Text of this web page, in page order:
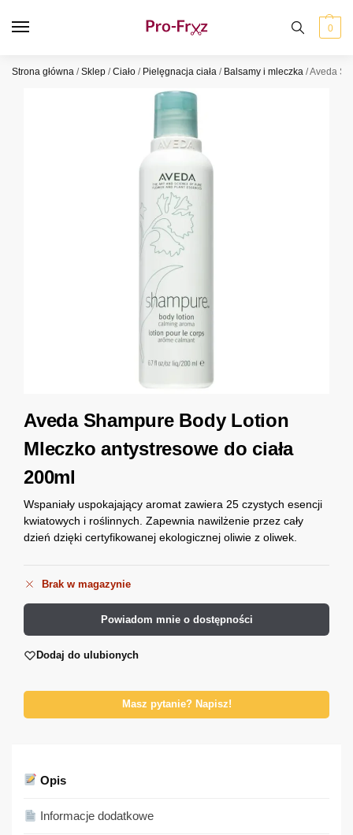
0
Strona główna /Sklep /Ciało / Pielęgnacja ciała / Balsamy i mleczka /Aveda
Aveda Shampure Body Lotion
Mleczko antystresowe do ciała
200ml
Wspaniały uspokajający aromat zawiera 25 czystych esencji
kwiatowych i roślinnych. Zapewnia nawilżenie przez cały
dzień dzięki certyfikowanej ekologicznej oliwie z oliwek.
Brak w magazynie
Powiadom mnie o dostępności
Dodaj do ulubionych
Masz pytanie? Napisz!
Opis
Informacje dodatkowe